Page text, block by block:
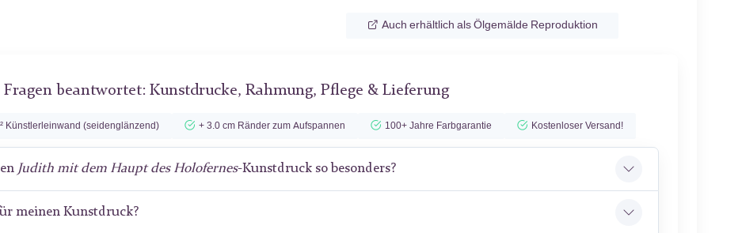
Auch erhältlich als Ölgemälde Reproduktion
beantwortet: Kunstdrucke, Rahmung, Pflege & Lieferung
Künstlerleinwand (seidenglänzend) + 3.0 cm Ränder zum Aufspannen 100+ Jahre Farbgarantie Kostenloser Versand!
Judith mit dem Haupt des Holofernes-Kunstdruck so besonders?
meinen Kunstdruck?